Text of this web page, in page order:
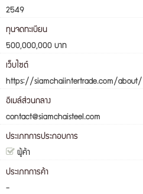
2549
ทุนจดทะเบียน
500,000,000 บาท
เว็บไซต์
https://siamchaiintertrade.com/about/
อีเมล์ส่วนกลาง
contact@siamchaisteel.com
ประเภทการประกอบการ
ผู้ค้า
ประเภทการค้า
-